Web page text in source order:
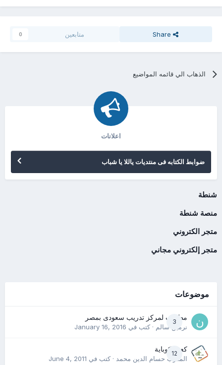
Share متابعين 0
الذهاب الي قائمه المواضيع
اعلانات
ضوابط الكتابه فى منتديات ياللا يا شباب
شنطة
منصة شنطة
متجر الكتروني
متجر إلكتروني مجاني
موضوعات
3
مطلوب لمركز تدريب سعودى بمصر
نرمين سالم· كتب في January 16, 2016
12
كعب كوباية
المدرب حسام الدين محمد· كتب في June 4, 2011